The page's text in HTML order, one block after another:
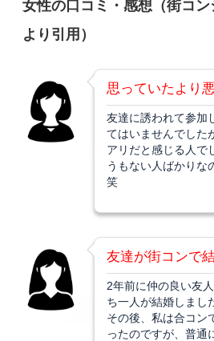
女性の口コミ・感想（街コ
より引用）
思っていたより
友達に誘われて参加
てはいませんでした
アリだと感じる人で
うもない人ばかりな
笑
友達が街コンで
2年前に仲の良い友
ち一人が結婚しまし
その後、私は合コン
ったのですが、普通